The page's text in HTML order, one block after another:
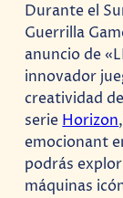
Durante el
Guerrilla
anuncio de
innovador
creatividad de
serie Horizon
emocionant
podrás
máquinas